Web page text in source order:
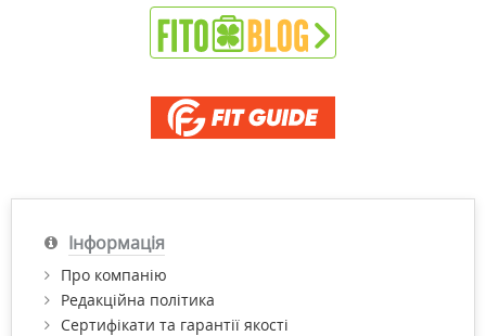
Інформація
Про компанію
Редакційна політика
Сертифікати та гарантії якості